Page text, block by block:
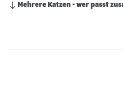
Mehrere Katzen - wer passt